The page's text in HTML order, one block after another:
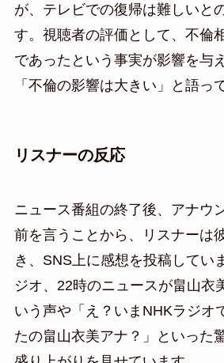
が、テレビでの復帰は難しいと
す。視聴者の評価として、不倫
であったという事実が影響を与
「不倫の影響は大きい」と語っ
リスナーの反応
ニュース番組の終了後、アナウ
前を言うことから、リスナーは
き、SNS上に感想を投稿してい
ジオ、22時のニュースが畠山衣
いう声や「え？いまNHKラジオ
たの畠山衣美アナ？」といった